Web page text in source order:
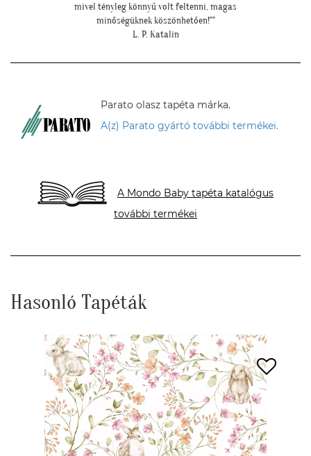
baba sarok a tapétával."
L. Nikolett
Parato olasz tapéta márka.
A(z) Parato gyártó további termékei.
A Mondo Baby tapéta katalógus
további termékei
Hasonló Tapéták